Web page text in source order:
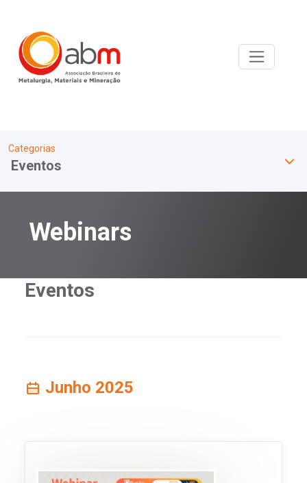
Categorias
Eventos
Webinars
Eventos
Junho 2025